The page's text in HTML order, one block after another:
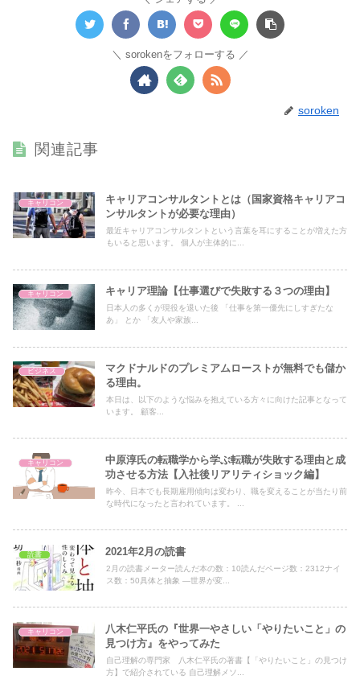
sorokenをフォローする
soroken
関連記事
キャリコン
キャリアコンサルタントとは（国家資格キャリアコ
ンサルタントが必要な理由）
最近キャリアコンサルタントという言葉を耳にすることが増えた方
もいると思います。 個人が主体的に...
キャリコン キャリア理論【仕事選びで失敗する３つの理由】
日本人の多くが現役を退いた後 「仕事を第一優先にしすぎたな
あ」 とか 「友人や家族...
ビジネス
マクドナルドのプレミアムローストが無料でも儲か
る理由。
本日は、以下のような悩みを抱えている方々に向けた記事となって
います。 顧客...
キャリコン
中原淳氏の転職学から学ぶ転職が失敗する理由と成
功させる方法【入社後リアリティショック編】
昨今、日本でも長期雇用傾向は変わり、職を変えることが当たり前
な時代になったと言われています。 ...
読書 2021年2月の読書
2月の読書メーター読んだ本の数：10読んだページ数：2312ナイ
ス数：50具体と抽象 ―世界が変...
キャリコン
八木仁平氏の『世界一やさしい「やりたいこと」の
見つけ方』をやってみた
自己理解の専門家 八木仁平氏の著書【「やりたいこと」の見つけ
方】で紹介されている 自己理解メソ...